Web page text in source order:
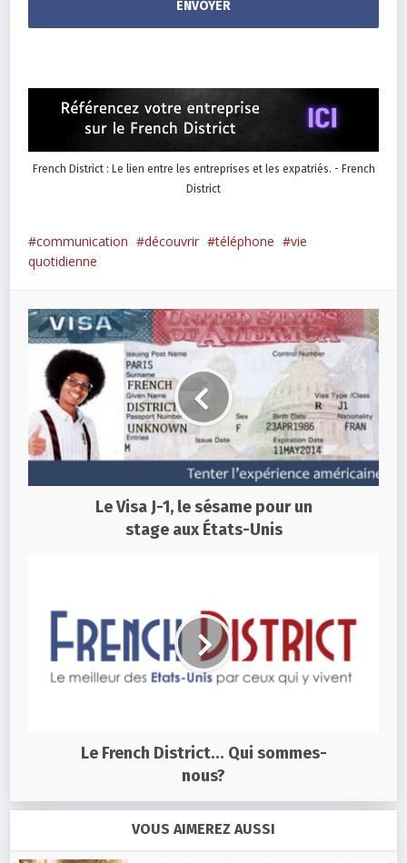
French District : Le lien entre les entreprises et les expatriés. - French
District
communication découvrir téléphone
vie
quotidienne
Le Visa J-1, le sésame pour un
stage aux États-Unis
Le French District… Qui sommes-
nous?
VOUS AIMEREZ AUSSI